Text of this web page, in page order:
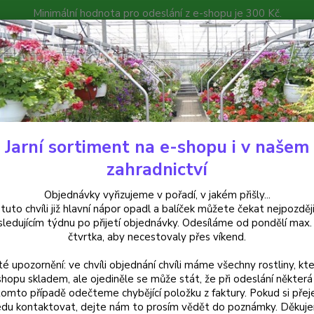
Minimální hodnota pro odeslání z e-shopu je 300 Kč.
můžete čekat nejpozději v následujícím týdnu po přijetí
Poradna Kontakty
Hledat
Fuchsie Medard's Roede Fuchsie - cena na prodejně
Roede Fuchsie - cena na
Jarní sortiment na e-shopu i v našem
zahradnictví
Objednávky vyřizujeme v pořadí, v jakém přišly...
chvíli již hlavní nápor opadl a balíček můžete čekat
týdnu po přijetí objednávky. Odesíláme od pondělí
čtvrtka, aby necestovaly přes víkend.
upozornění: ve chvíli objednání chvíli máme všechny rostliny,
skladem, ale ojediněle se může stát, že při odeslání některá
případě odečteme chybějící položku z faktury. Pokud si
kontaktovat, dejte nám to prosím vědět do poznámky.